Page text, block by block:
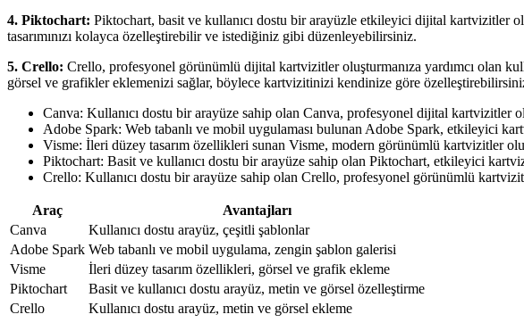
4. Piktochart: Piktochart, basit ve kullanıcı dostu bir arayüzle etkileyici dijital kartvizitler
tasarımınızı kolayca özelleştirebilir ve istediğiniz gibi düzenleyebilirsiniz.
5. Crello: Crello, profesyonel görünümlü dijital kartvizitler oluşturmanıza yardımcı olan
görsel ve grafikler eklemenizi sağlar, böylece kartvizitinizi kendinize göre
Canva: Kullanıcı dostu bir arayüze sahip olan Canva, profesyonel dijital kartvizitler
Adobe Spark: Web tabanlı ve mobil uygulaması bulunan Adobe Spark, etkileyici
Visme: İleri düzey tasarım özellikleri sunan Visme, modern görünümlü kartvizitler
Piktochart: Basit ve kullanıcı dostu bir arayüze sahip olan Piktochart, etkileyici
Crello: Kullanıcı dostu bir arayüze sahip olan Crello, profesyonel görünümlü
Araç
Avantajları
Canva
Kullanıcı dostu arayüz, çeşitli şablonlar
Adobe Spark Web tabanlı ve mobil uygulama, zengin şablon galerisi
Visme
İleri düzey tasarım özellikleri, görsel ve grafik ekleme
Piktochart
Basit ve kullanıcı dostu arayüz, metin ve görsel özelleştirme
Crello
Kullanıcı dostu arayüz, metin ve görsel ekleme